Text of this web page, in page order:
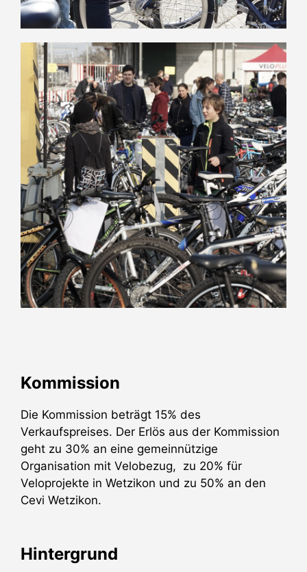
Kommission
Die Kommission beträgt 15% des
Verkaufspreises. Der Erlös aus der Kommission
geht zu 30% an eine gemeinnützige
Organisation mit Velobezug, zu 20% für
Veloprojekte in Wetzikon und zu 50% an den
Cevi Wetzikon.
Hintergrund